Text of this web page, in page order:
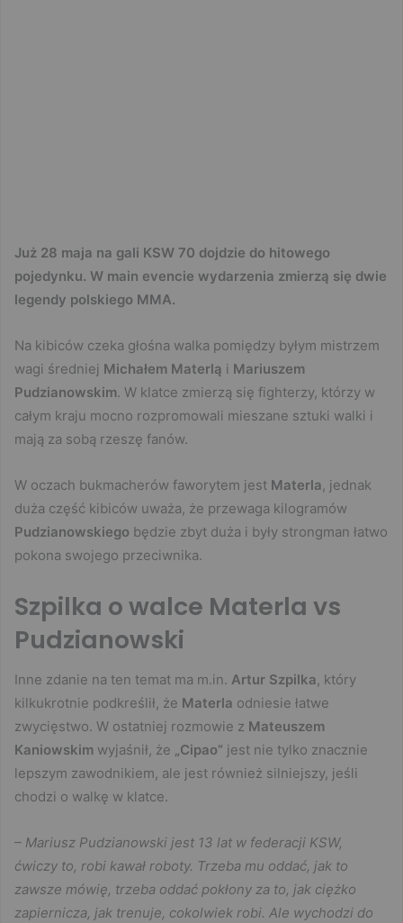
Już 28 maja na gali KSW 70 dojdzie do hitowego
pojedynku. W main evencie wydarzenia zmierzą się dwie
legendy polskiego MMA.
Na kibiców czeka głośna walka pomiędzy byłym mistrzem
wagi średniej Michałem Materlą i Mariuszem
Pudzianowskim. W klatce zmierzą się fighterzy, którzy w
całym kraju mocno rozpromowali mieszane sztuki walki i
mają za sobą rzeszę fanów.
W oczach bukmacherów faworytem jest Materla, jednak
duża część kibiców uważa, że przewaga kilogramów
Pudzianowskiego będzie zbyt duża i były strongman łatwo
pokona swojego przeciwnika.
Szpilka o walce Materla vs
Pudzianowski
Inne zdanie na ten temat ma m.in. Artur Szpilka, który
kilkukrotnie podkreślił, że Materla odniesie łatwe
zwycięstwo. W ostatniej rozmowie z Mateuszem
Kaniowskim wyjaśnił, że „Cipao” jest nie tylko znacznie
lepszym zawodnikiem, ale jest również silniejszy, jeśli
chodzi o walkę w klatce.
– Mariusz Pudzianowski jest 13 lat w federacji KSW,
ćwiczy to, robi kawał roboty. Trzeba mu oddać, jak to
zawsze mówię, trzeba oddać pokłony za to, jak ciężko
zapiernicza, jak trenuje, cokolwiek robi. Ale wychodzi do